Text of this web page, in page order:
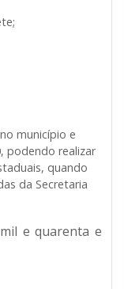
município e
podendo realizar
quando
da Secretaria
e quarenta e